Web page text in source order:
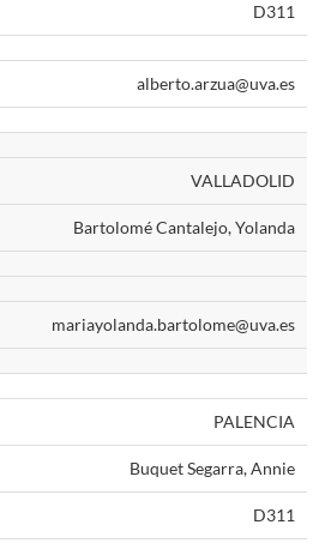
D311
alberto.arzua@uva.es
VALLADOLID
Bartolomé Cantalejo, Yolanda
mariayolanda.bartolome@uva.es
PALENCIA
Buquet Segarra, Annie
D311